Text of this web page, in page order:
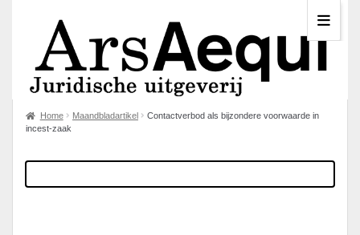
Home Maandbladartikel
Contactverbod als bijzondere voorwaarde in
incest-zaak